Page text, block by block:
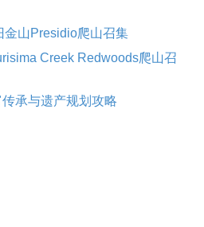
金山Presidio爬山召集
Creek Redwoods爬山召
承与遗产规划攻略